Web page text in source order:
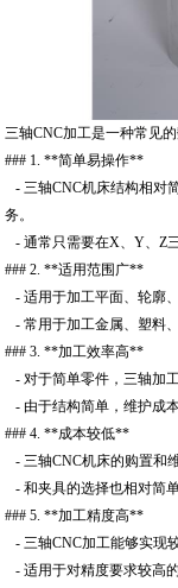
三轴CNC加工是一种常见
### 1. **简单易操作**
- 三轴CNC机床结构相对
务。
- 通常只需要在X、Y、Z
### 2. **适用范围广**
- 适用于加工平面、轮廓
- 常用于加工金属、塑料
### 3. **加工效率高**
- 对于简单零件，三轴加
- 由于结构简单，维护成本
### 4. **成本较低**
- 三轴CNC机床的购置和
- 和夹具的选择也相对简
### 5. **加工精度高**
- 三轴CNC加工能够实现
- 适用于对精度要求较高